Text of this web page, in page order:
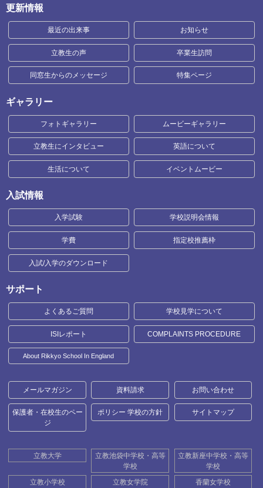
更新情報
最近の出来事 お知らせ
立教生の声 卒業生訪問
同窓生からのメッセージ 特集ページ
ギャラリー
フォトギャラリー ムービーギャラリー
立教生にインタビュー 英語について
生活について イベントムービー
入試情報
入学試験 学校説明会情報
学費 指定校推薦枠
入試/入学のダウンロード
サポート
よくあるご質問 学校見学について
ISIレポート COMPLAINTS PROCEDURE
About Rikkyo School In England
メールマガジン 資料請求 お問い合わせ
保護者・在校生のペー
ジ
ポリシー 学校の方針 サイトマップ
立教大学
立教池袋中学校・高等
学校
立教新座中学校・高等
学校
立教小学校
立教女学院 香蘭女学校